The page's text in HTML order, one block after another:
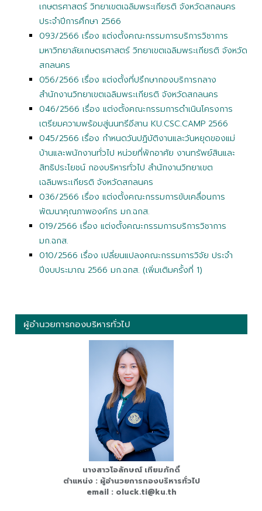
เกษตรศาสตร์ วิทยาเขตเฉลิมพระเกียรติ จังหวัดสกลนคร
ประจำปีการศึกษา 2566
093/2566 เรื่อง แต่งตั้งคณะกรรมการบริการวิชาการ
มหาวิทยาลัยเกษตรศาสตร์ วิทยาเขตเฉลิมพระเกียรติ จังหวัด
สกลนคร
056/2566 เรื่อง แต่งตั้งที่ปรึกษากองบริการกลาง
สำนักงานวิทยาเขตเฉลิมพระเกียรติ จังหวัดสกลนคร
046/2566 เรื่อง แต่งตั้งคณะกรรมการดำเนินโครงการ
เตรียมความพร้อมสู่นนทรีอีสาน KU.CSC.CAMP 2566
045/2566 เรื่อง กำหนดวันปฏิบัติงานและวันหยุดของแม่
บ้านและพนักงานทั่วไป หน่วยที่พักอาศัย งานทรัพย์สินและ
สิทธิประโยชน์ กองบริหารทั่วไป สำนักงานวิทยาเขต
เฉลิมพระเกียรติ จังหวัดสกลนคร
036/2566 เรื่อง แต่งตั้งคณะกรรมการขับเคลื่อนการ
พัฒนาคุณภาพองค์กร มก.ฉกส.
019/2566 เรื่อง แต่งตั้งคณะกรรมการบริการวิชาการ
มก.ฉกส.
010/2566 เรื่อง เปลี่ยนแปลงคณะกรรมการวิจัย ประจำ
ปีงบประมาณ 2566 มก.ฉกส. (เพิ่มเติมครั้งที่ 1)
ผู้อำนวยการกองบริหารทั่วไป
นางสาวโอลักษณ์ เทียมภักดิ์
ตำแหน่ง : ผู้อำนวยการกองบริหารทั่วไป
email : oluck.ti@ku.th